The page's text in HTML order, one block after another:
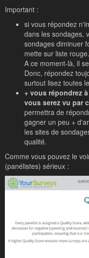
Important :
si vous répondez
dans les sondages,
sondages diminuer
mette sur liste rouge.
A ce moment-là, il
Donc, répondez
surtout lisez toutes
+ vous répondrez
vous serez vu par
permettra de
gagner un peu +
les sites de
qualité.
Comme vous pouvez le
(panélistes) sérieux :